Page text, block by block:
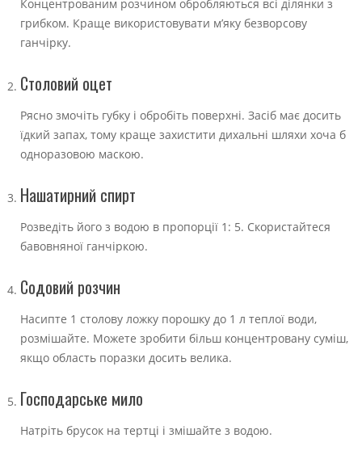
Концентрованим розчином обробляються всі ділянки з
грибком. Краще використовувати м’яку безворсову
ганчірку.
Столовий оцет
Рясно змочіть губку і обробіть поверхні. Засіб має досить
їдкий запах, тому краще захистити дихальні шляхи хоча б
одноразовою маскою.
Нашатирний спирт
Розведіть його з водою в пропорції 1: 5. Скористайтеся
бавовняної ганчіркою.
Содовий розчин
Насипте 1 столову ложку порошку до 1 л теплої води,
розмішайте. Можете зробити більш концентровану суміш,
якщо область поразки досить велика.
Господарське мило
Натріть брусок на тертці і змішайте з водою.